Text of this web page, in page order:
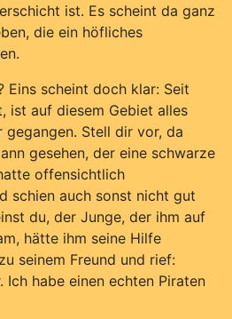
ist. Es scheint da ganz
die ein höfliches
Eins scheint doch klar: Seit
ist auf diesem Gebiet alles
gegangen. Stell dir vor, da
gesehen, der eine schwarze
offensichtlich
schien auch sonst nicht gut
du, der Junge, der ihm auf
hätte ihm seine Hilfe
seinem Freund und rief:
Ich habe einen echten Piraten